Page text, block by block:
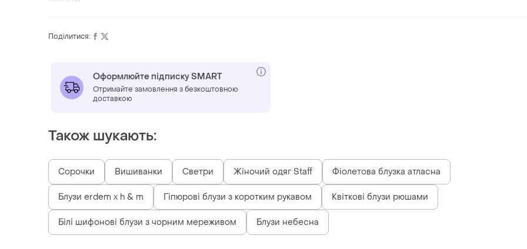
Поділитися:
Оформлюйте підписку SMART
Отримайте замовлення з безкоштовною
доставкою
Також шукають:
Сорочки Вишиванки Светри Жіночий одяг Staff Фіолетова блузка атласна
Блузи erdem x h & m Гіпюрові блузи з коротким рукавом Квіткові блузи рюшами
Білі шифонові блузи з чорним мереживом Блузи небесна